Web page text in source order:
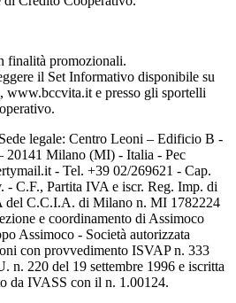
finalità promozionali.
il Set Informativo disponibile su
www.bccvita.it e presso gli sportelli
legale: Centro Leoni – Edificio B -
20141 Milano (MI) - Italia - Pec
- Tel. +39 02/269621 - Cap.
- C.F., Partita IVA e iscr. Reg. Imp. di
del C.C.I.A. di Milano n. MI 1782224
e coordinamento di Assimoco
Assimoco - Società autorizzata
con provvedimento ISVAP n. 333
n. 220 del 19 settembre 1996 e iscritta
da IVASS con il n. 1.00124.